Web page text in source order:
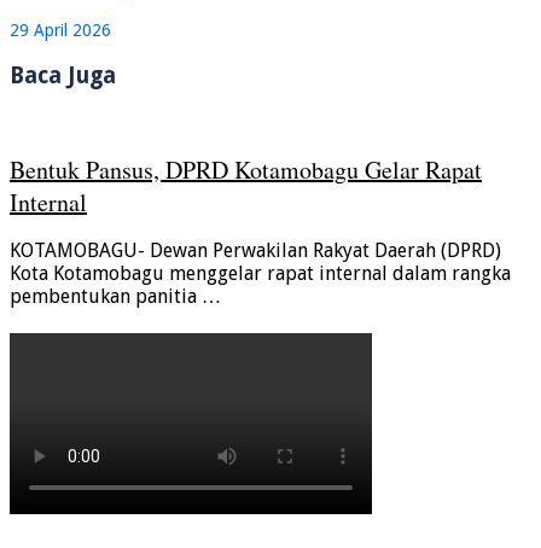
29 April 2026
Baca Juga
Bentuk Pansus, DPRD Kotamobagu Gelar Rapat
Internal
KOTAMOBAGU- Dewan Perwakilan Rakyat Daerah (DPRD)
Kota Kotamobagu menggelar rapat internal dalam rangka
pembentukan panitia …